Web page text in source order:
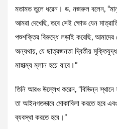
মতামত তুলে ধরেন। ড. নজরুল বলেন,
আমরা দেখেছি, তবে সেই ক্ষোভ যেন
পশুশক্তির বিরুদ্ধে লড়াই করেছি, আমাদের
অন্যথায়, যে ছাত্রজনতা দ্বিতীয়
মাহাত্ম্য ম্লান হয়ে যাবে।”
তিনি আরও উল্লেখ করেন, “বিভিন্ন স্থানে
তা আইনগতভাবে মোকাবিলা করতে হবে
ব্যবস্থা করতে হবে।”